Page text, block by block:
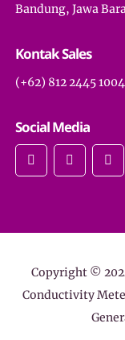
Bandung, Jawa
Kontak Sales
(+62) 812 2445
Social Media
Copyright ©
Conductivity